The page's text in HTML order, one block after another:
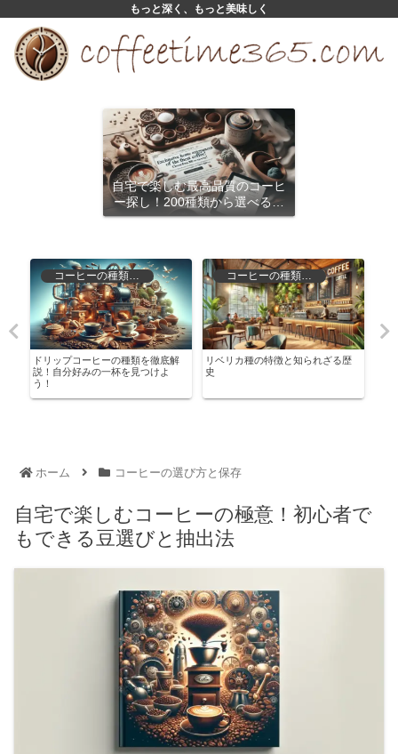
もっと深く、もっと美味しく
自宅で楽しむ最高品質のコーヒ
ー探し！200種類から選べるサ
ブスクリプション
ドリップコーヒーの種類を徹底解
説！自分好みの一杯を見つけよ
う！
リベリカ種の特徴と知られざる歴
史
ホーム コーヒーの選び方と保存
自宅で楽しむコーヒーの極意！初心者で
もできる豆選びと抽出法